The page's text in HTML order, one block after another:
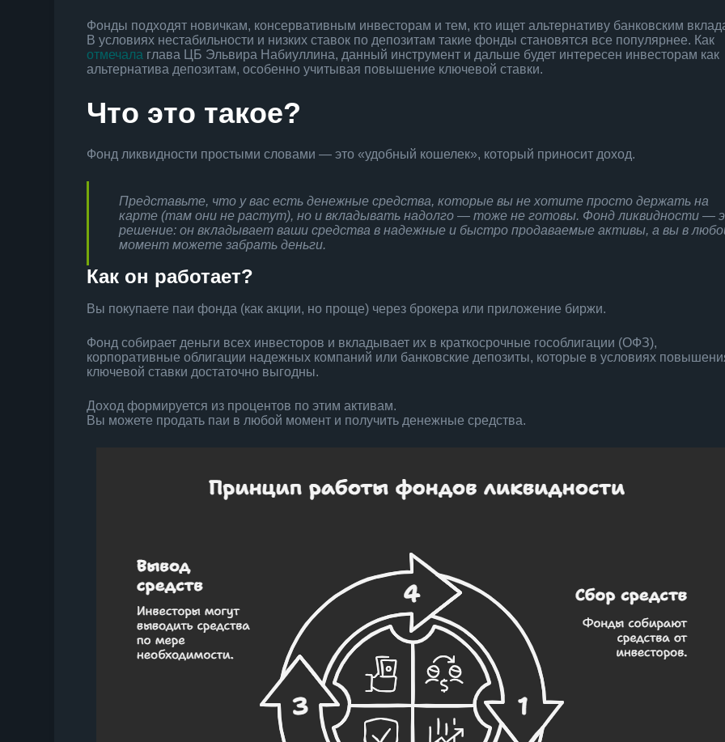
Фонды подходят новичкам, консервативным инвесторам и тем, кто ищет альтернативу банковским
В условиях нестабильности и низких ставок по депозитам такие фонды становятся все популярнее. Как
отмечала глава ЦБ Эльвира Набиуллина, данный инструмент и дальше будет интересен инвесторам как
альтернатива депозитам, особенно учитывая повышение ключевой ставки.
Что это такое?
Фонд ликвидности простыми словами — это «удобный кошелек», который приносит доход.
Представьте, что у вас есть денежные средства, которые вы не хотите просто держать на
карте (там они не растут), но и вкладывать надолго — тоже не готовы. Фонд ликвидности —
решение: он вкладывает ваши средства в надежные и быстро продаваемые активы, а вы в
момент можете забрать деньги.
Как он работает?
Вы покупаете паи фонда (как акции, но проще) через брокера или приложение биржи.
Фонд собирает деньги всех инвесторов и вкладывает их в краткосрочные гособлигации (ОФЗ),
корпоративные облигации надежных компаний или банковские депозиты, которые в условиях
ключевой ставки достаточно выгодны.
Доход формируется из процентов по этим активам.
Вы можете продать паи в любой момент и получить денежные средства.